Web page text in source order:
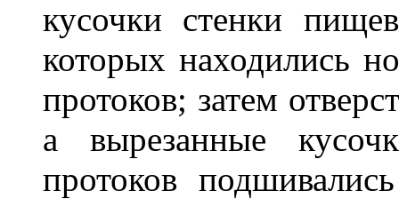
кусочки стенки
которых находились
протоков; затем
а вырезанные
протоков